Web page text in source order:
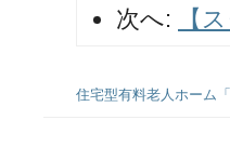
次へ: 【
住宅型有料老人ホーム